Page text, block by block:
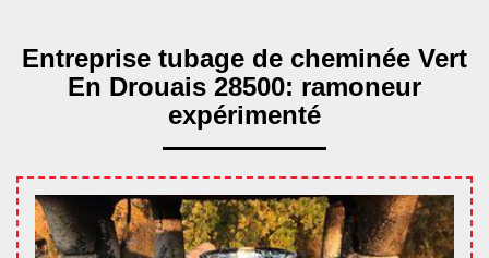
Entreprise tubage de cheminée Vert
En Drouais 28500: ramoneur
expérimenté